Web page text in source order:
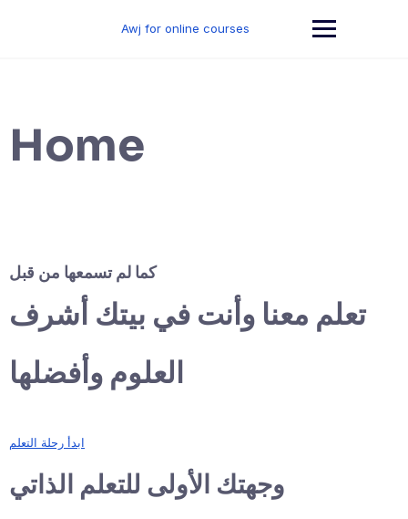
Awj for online courses
Home
كما لم تسمعها من قبل
تعلم معنا وأنت في بيتك أشرف
العلوم وأفضلها
ابدأ رحلة التعلم
وجهتك الأولى للتعلم الذاتي